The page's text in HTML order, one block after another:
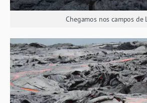
Chegamos nos campos de